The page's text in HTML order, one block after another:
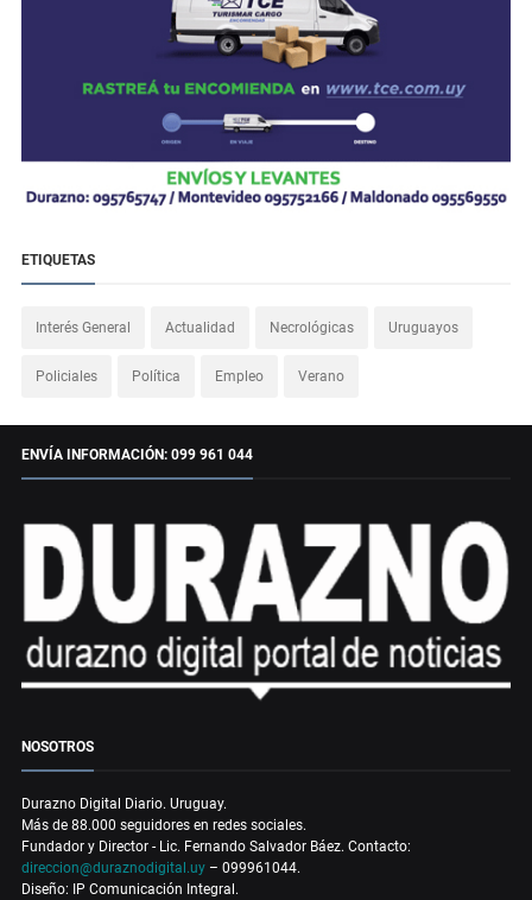
ETIQUETAS
Interés General Actualidad Necrológicas Uruguayos
Policiales Política Empleo Verano
ENVÍA INFORMACIÓN: 099 961 044
NOSOTROS
Durazno Digital Diario. Uruguay.
Más de 88.000 seguidores en redes sociales.
Fundador y Director - Lic. Fernando Salvador Báez. Contacto:
direccion@duraznodigital.uy – 099961044.
Diseño: IP Comunicación Integral.